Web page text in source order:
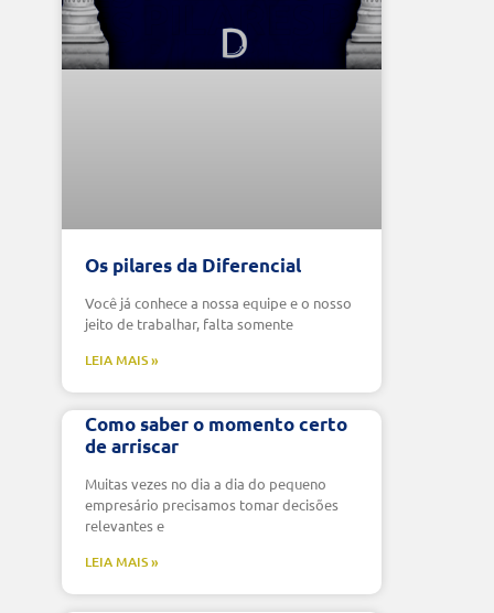
Os pilares da Diferencial
Você já conhece a nossa equipe e o nosso
jeito de trabalhar, falta somente
LEIA MAIS »
Como saber o momento certo
de arriscar
Muitas vezes no dia a dia do pequeno
empresário precisamos tomar decisões
relevantes e
LEIA MAIS »